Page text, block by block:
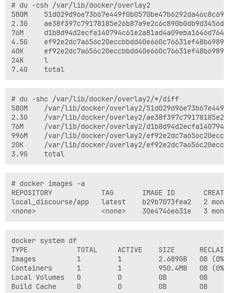
# du -csh /var/lib/docker/overlay2
580M
2.3G
76M
4.5G
40K
24K     l
# du -shc /var/lib/docker/overlay2/*/diff
580M    /var/lib/docker/overlay2/
2.3G    /var/lib/docker/overlay2/
76M     /var/lib/docker/overlay2/
996M    /var/lib/docker/overlay2/
20K     /var/lib/docker/overlay2/
# docker images -a
REPOSITORY            TAG       IMAGE ID
local_discourse/app   latest    b29b7073fea2   2
docker system df
TYPE            TOTAL     ACTIVE    SIZE
Images          1         1         2.689GB   0B (0%)
Containers      1         1         950.4MB   0B (0%)
Local Volumes   0         0         0B        0B